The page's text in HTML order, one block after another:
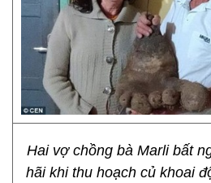
Hai vợ chồng bà Marli bất
hãi khi thu hoạch củ khoai